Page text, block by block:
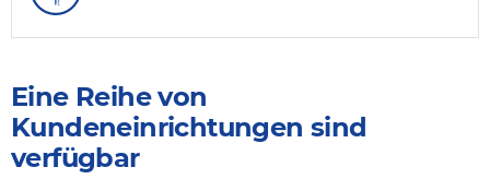
Eine Reihe von
Kundeneinrichtungen sind
verfügbar